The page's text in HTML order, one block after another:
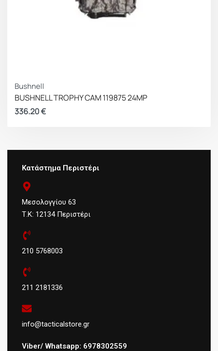
Bushnell
BUSHNELL TROPHY CAM 119875 24MP
336.20€
Κατάστημα Περιστέρι
Μεσολογγίου 63
Τ.Κ: 12134 Περιστέρι
210 5768003
211 2181336
info@tacticalstore.gr
Viber/ Whatsapp: 6978302559